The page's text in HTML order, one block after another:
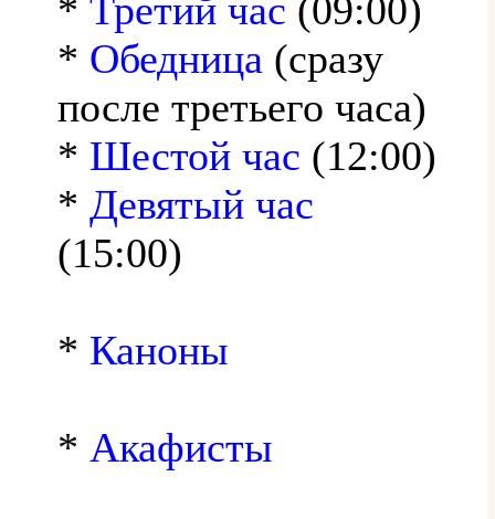
* Третий час (09:00)
* Обедница (сразу
после третьего часа)
* Шестой час (12:00)
* Девятый час
(15:00)
* Каноны
* Акафисты